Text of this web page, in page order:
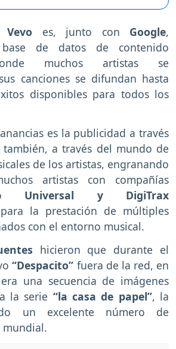
Vevo es, junto con Google,
de datos de contenido
muchos artistas se
canciones se difundan hasta
disponibles para todos los
es la publicidad a través
a través del mundo de
de los artistas, engranando
artistas con compañías
Universal y DigiTrax
para la prestación de múltiples
con el entorno musical.
hicieron que durante el
“Despacito” fuera de la red, en
una secuencia de imágenes
la serie “la casa de papel”, la
un excelente número de
mundial.